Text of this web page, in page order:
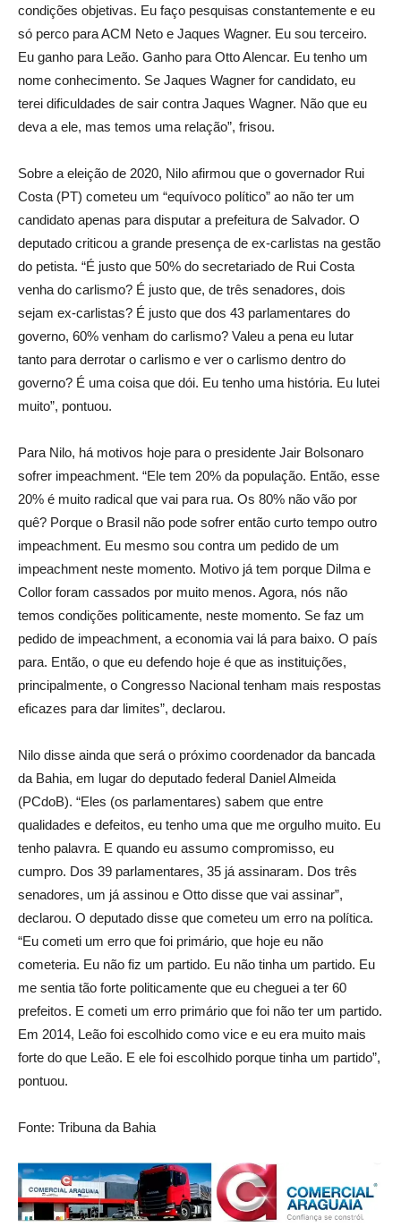
condições objetivas. Eu faço pesquisas constantemente e eu
só perco para ACM Neto e Jaques Wagner. Eu sou terceiro.
Eu ganho para Leão. Ganho para Otto Alencar. Eu tenho um
nome conhecimento. Se Jaques Wagner for candidato, eu
terei dificuldades de sair contra Jaques Wagner. Não que eu
deva a ele, mas temos uma relação”, frisou.
Sobre a eleição de 2020, Nilo afirmou que o governador Rui
Costa (PT) cometeu um “equívoco político” ao não ter um
candidato apenas para disputar a prefeitura de Salvador. O
deputado criticou a grande presença de ex-carlistas na gestão
do petista. “É justo que 50% do secretariado de Rui Costa
venha do carlismo? É justo que, de três senadores, dois
sejam ex-carlistas? É justo que dos 43 parlamentares do
governo, 60% venham do carlismo? Valeu a pena eu lutar
tanto para derrotar o carlismo e ver o carlismo dentro do
governo? É uma coisa que dói. Eu tenho uma história. Eu lutei
muito”, pontuou.
Para Nilo, há motivos hoje para o presidente Jair Bolsonaro
sofrer impeachment. “Ele tem 20% da população. Então, esse
20% é muito radical que vai para rua. Os 80% não vão por
quê? Porque o Brasil não pode sofrer então curto tempo outro
impeachment. Eu mesmo sou contra um pedido de um
impeachment neste momento. Motivo já tem porque Dilma e
Collor foram cassados por muito menos. Agora, nós não
temos condições politicamente, neste momento. Se faz um
pedido de impeachment, a economia vai lá para baixo. O país
para. Então, o que eu defendo hoje é que as instituições,
principalmente, o Congresso Nacional tenham mais respostas
eficazes para dar limites”, declarou.
Nilo disse ainda que será o próximo coordenador da bancada
da Bahia, em lugar do deputado federal Daniel Almeida
(PCdoB). “Eles (os parlamentares) sabem que entre
qualidades e defeitos, eu tenho uma que me orgulho muito. Eu
tenho palavra. E quando eu assumo compromisso, eu
cumpro. Dos 39 parlamentares, 35 já assinaram. Dos três
senadores, um já assinou e Otto disse que vai assinar”,
declarou. O deputado disse que cometeu um erro na política.
“Eu cometi um erro que foi primário, que hoje eu não
cometeria. Eu não fiz um partido. Eu não tinha um partido. Eu
me sentia tão forte politicamente que eu cheguei a ter 60
prefeitos. E cometi um erro primário que foi não ter um partido.
Em 2014, Leão foi escolhido como vice e eu era muito mais
forte do que Leão. E ele foi escolhido porque tinha um partido”,
pontuou.
Fonte: Tribuna da Bahia